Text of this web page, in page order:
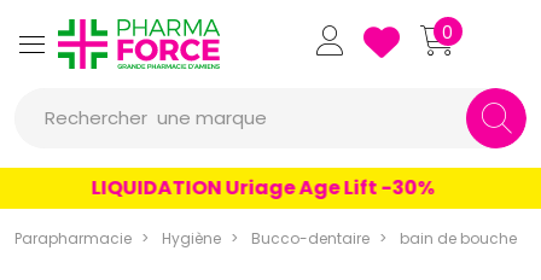
Pharmaforce Grande Pharmacie
0
Rechercher une marque
un produit
une marque
LIQUIDATION Uriage Age Lift -30%
Parapharmacie Hygiène Bucco-dentaire bain de bouche